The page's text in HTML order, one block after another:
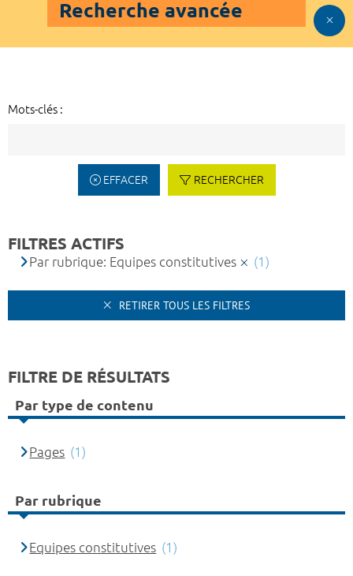
Recherche avancée
Mots-clés :
EFFACER RECHERCHER
FILTRES ACTIFS
Par rubrique: Equipes constitutives (1)
RETIRER TOUS LES FILTRES
FILTRE DE RÉSULTATS
Par type de contenu
Pages (1)
Par rubrique
Equipes constitutives (1)